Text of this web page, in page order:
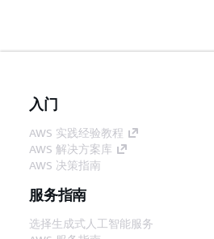
入门
AWS 实践经验教程
AWS 解决方案库
AWS 决策指南
服务指南
选择生成式人工智能服务